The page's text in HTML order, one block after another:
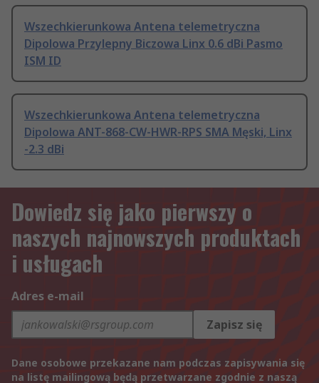
Wszechkierunkowa Antena telemetryczna
Dipolowa Przylepny Biczowa Linx 0.6 dBi Pasmo
ISM ID
Wszechkierunkowa Antena telemetryczna
Dipolowa ANT-868-CW-HWR-RPS SMA Męski, Linx
-2.3 dBi
Dowiedz się jako pierwszy o
naszych najnowszych produktach
i usługach
Adres e-mail
Zapisz się
Dane osobowe przekazane nam podczas zapisywania się
na listę mailingową będą przetwarzane zgodnie z naszą